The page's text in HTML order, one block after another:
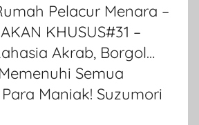
Pelacur Menara –
KHUSUS#31 –
Akrab, Borgol…
Semua
Maniak! Suzumori